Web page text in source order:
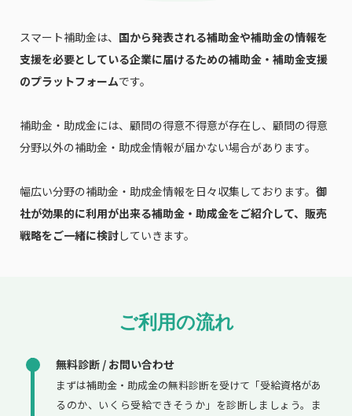
スマート補助金は、 国から発表される補助金や補助金の情報を
支援を必要としている企業に届けるための補助金・補助金支援
のプラットフォームです。
補助金・助成金には、顧問の得意不得意が存在し、顧問の得意
分野以外の補助金・助成金情報が届かない場合があります。
幅広い分野の補助金・助成金情報を日々収集しております。 御
社が効果的に利用が出来る補助金・助成金をご紹介して、販売
戦略をご一緒に検討していきます。
ご利用の流れ
無料診断 / お問い合わせ
まずは補助金・助成金の無料診断を受けて「受給資格があ
るのか、いくら受給できそうか」を診断しましょう。ま